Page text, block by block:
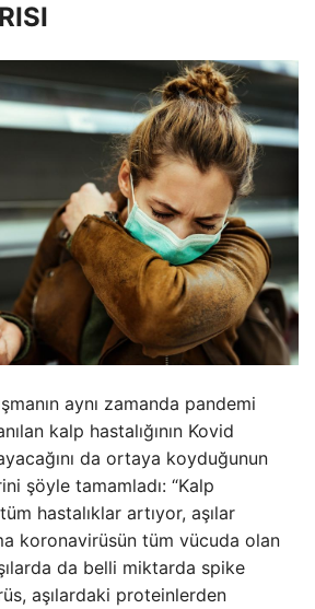
aynı zamanda pandemi
kalp hastalığının Kovid
da ortaya koyduğunun
şöyle tamamladı: “Kalp
hastalıklar artıyor, aşılar
koronavirüsün tüm vücuda olan
da belli miktarda spike
aşılardaki proteinlerden